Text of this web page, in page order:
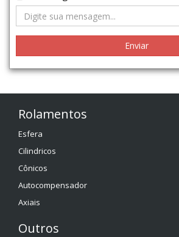
Rolamentos
Esfera
Cilindricos
Cônicos
Autocompensador
Axiais
Outros